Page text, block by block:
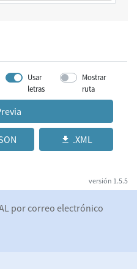
Usar
letras
Mostrar
ruta
.XML
versión 1.5.5
por correo electrónico